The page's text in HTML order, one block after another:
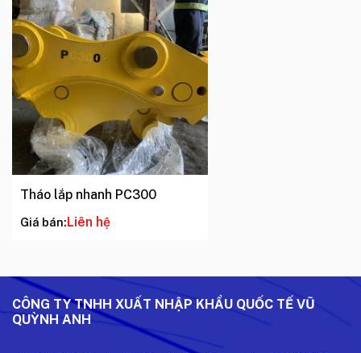
Tháo lắp nhanh PC300
Giá bán: Liên hệ
CÔNG TY TNHH XUẤT NHẬP KHẨU QUỐC TẾ VŨ
QUỲNH ANH